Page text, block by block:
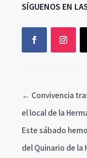
SÍGUENOS EN
← Convivencia
el local de la
Este sábado
del Quinario de la